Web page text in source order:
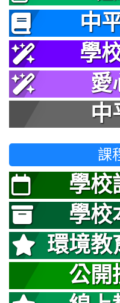
中
學
愛
中
課
學校
學校
環境教
公開